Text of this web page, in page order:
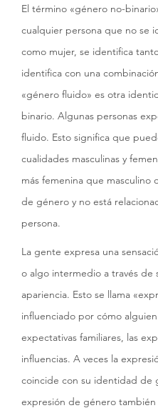
El término «género no-
cualquier persona que no se
como mujer, se identifica
identifica con una
«género fluido» es otra
binario. Algunas personas
fluido. Esto significa que
cualidades masculinas y
más femenina que masculino
de género y no está
persona.
La gente expresa una
o algo intermedio a través de
apariencia. Esto se llama
influenciado por cómo
expectativas familiares, las
influencias. A veces la
coincide con su identidad de
expresión de género